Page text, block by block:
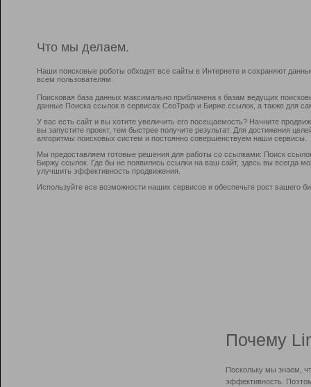
Что мы делаем.
Наши поисковые роботы обходят все сайты в Интернете и сохраняют
всем пользователям.
Поисковая база данных максимально приближена к базам ведущих
данные Поиска ссылок в сервисах СеоТраф и Бирже ссылок, а также для
У вас есть сайт и вы хотите увеличить его посещаемость? Начните
вы запустите проект, тем быстрее получите результат. Для достижения
алгоритмы поисковых систем и постоянно совершенствуем наши сервисы.
Мы предоставляем готовые решения для работы со ссылками: Поиск
Биржу ссылок. Где бы не появились ссылки на ваш сайт, здесь вы всегда
улучшить эффективность продвижения.
Используйте все возможности наших сервисов и обеспечьте рост вашего
Почему
Поскольку мы знаем,
эффективность.